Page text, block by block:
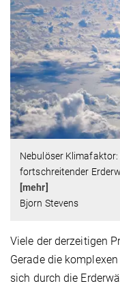
Nebulöser
fortschreitender
[mehr]
Bjorn Stevens
Viele der derzeitigen
Gerade die
sich durch die